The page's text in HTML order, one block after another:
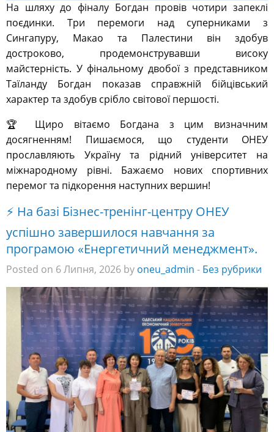
На шляху до фіналу Богдан провів чотири запеклі
поєдинки. Три перемоги над суперниками з
Сингапуру, Макао та Палестини він здобув
достроково, продемонструвавши високу
майстерність. У фінальному двобої з представником
Таїланду Богдан показав справжній бійцівський
характер та здобув срібло світової першості.
🏆 Щиро вітаємо Богдана з цим визначним
досягненням! Пишаємося, що студенти ОНЕУ
прославляють Україну та рідний університет на
міжнародному рівні. Бажаємо нових спортивних
перемог та підкорення наступних вершин!
⚡️ На базі Бізнес-тренінг-центру ОНЕУ
успішно завершилося навчання за
програмою «Енергетичний менеджмент».
Posted on 6 Липня, 2026 by oneu_admin - Без рубрики